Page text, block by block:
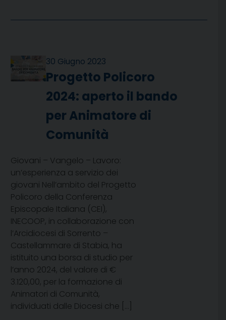
30 Giugno 2023
Progetto Policoro
2024: aperto il bando
per Animatore di
Comunità
Giovani – Vangelo – Lavoro:
un’esperienza a servizio dei
giovani Nell’ambito del Progetto
Policoro della Conferenza
Episcopale Italiana (CEI),
INECOOP, in collaborazione con
l’Arcidiocesi di Sorrento –
Castellammare di Stabia, ha
istituito una borsa di studio per
l’anno 2024, del valore di €
3.120,00, per la formazione di
Animatori di Comunità,
individuati dalle Diocesi che […]